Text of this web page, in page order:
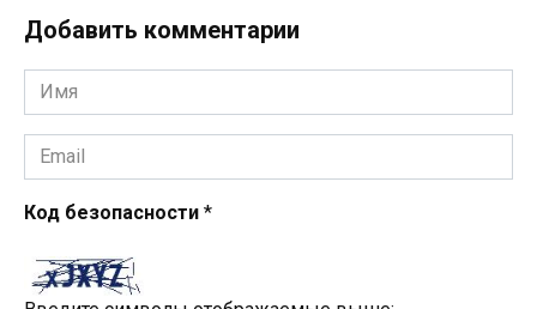
Добавить комментарии
Имя
*
Email
*
Код безопасности *